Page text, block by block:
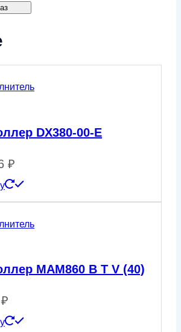
DX380-00-E
₽
МАМ860 B T V (40)
₽